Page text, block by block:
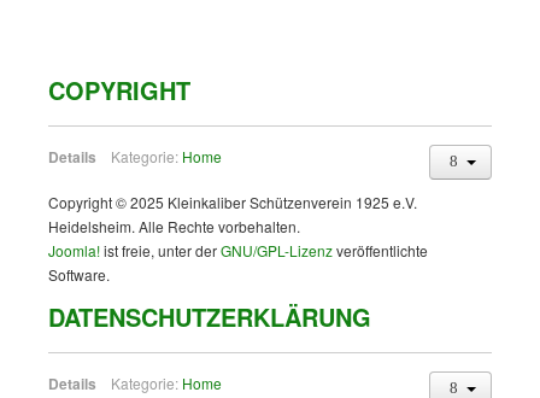
COPYRIGHT
Details Kategorie: Home
Copyright © 2025 Kleinkaliber Schützenverein 1925 e.V.
Heidelsheim. Alle Rechte vorbehalten.
Joomla!ist freie, unter derGNU/GPL-Lizenzveröffentlichte
Software.
DATENSCHUTZERKLÄRUNG
Details Kategorie: Home